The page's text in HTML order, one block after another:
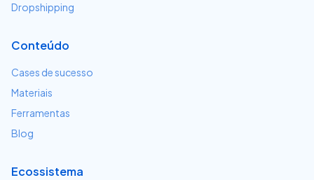
Dropshipping
Conteúdo
Cases de sucesso
Materiais
Ferramentas
Blog
Ecossistema